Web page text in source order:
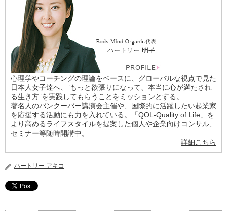
心理学やコーチングの理論をベースに、グローバルな視点で見た
日本人女子達へ、”もっと欲張りになって、本当に心が満たされ
る生き方”を実践してもらうことをミッションとする。
著名人のバンクーバー講演会主催や、国際的に活躍したい起業家
を応援する活動にも力を入れている。「QOL-Quality of Life」を
より高めるライフスタイルを提案した個人や企業向けコンサル、
セミナー等随時開講中。
詳細こちら
ハートリー アキコ